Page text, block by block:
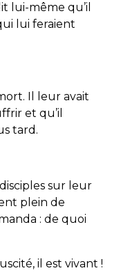
lui-même qu’il
lui feraient
Il leur avait
et qu’il
tard.
sur leur
plein de
: de quoi
il est vivant !